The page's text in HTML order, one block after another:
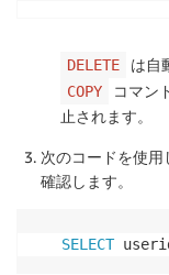
DELETE は自
COPY
コマン
止されます。
次のコードを使
確認します。
SELECT